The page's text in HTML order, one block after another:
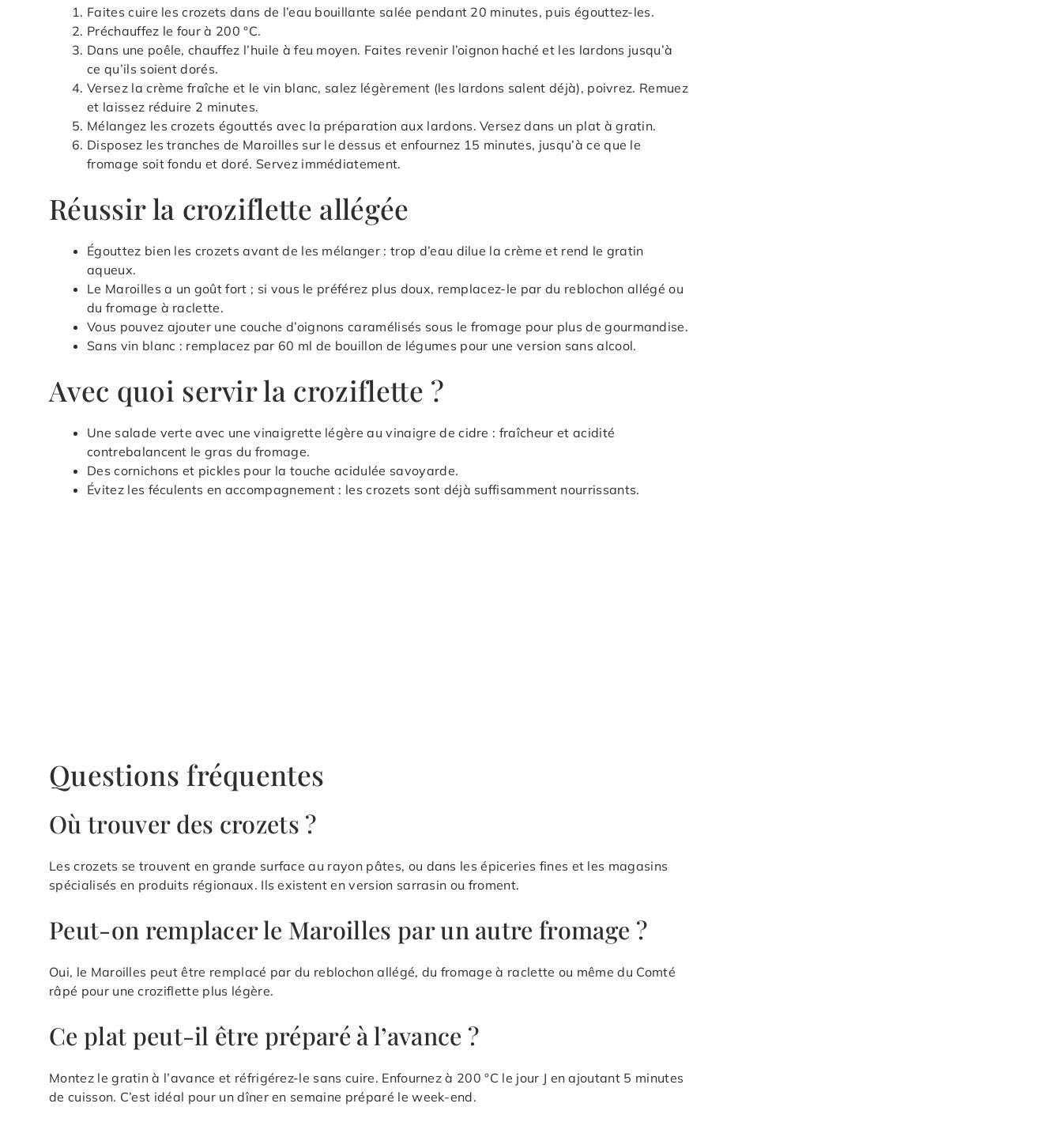
Faites cuire les crozets dans de l’eau bouillante salée pendant 20 minutes, puis égouttez-les.
Préchauffez le four à 200 °C.
Dans une poêle, chauffez l’huile à feu moyen. Faites revenir l’oignon haché et les lardons jusqu’à
ce qu’ils soient dorés.
Versez la crème fraîche et le vin blanc, salez légèrement (les lardons salent déjà), poivrez. Remuez
et laissez réduire 2 minutes.
Mélangez les crozets égouttés avec la préparation aux lardons. Versez dans un plat à gratin.
Disposez les tranches de Maroilles sur le dessus et enfournez 15 minutes, jusqu’à ce que le
fromage soit fondu et doré. Servez immédiatement.
Réussir la croziflette allégée
Égouttez bien les crozets avant de les mélanger : trop d’eau dilue la crème et rend le gratin
aqueux.
Le Maroilles a un goût fort ; si vous le préférez plus doux, remplacez-le par du reblochon allégé ou
du fromage à raclette.
Vous pouvez ajouter une couche d’oignons caramélisés sous le fromage pour plus de gourmandise.
Sans vin blanc : remplacez par 60 ml de bouillon de légumes pour une version sans alcool.
Avec quoi servir la croziflette ?
Une salade verte avec une vinaigrette légère au vinaigre de cidre : fraîcheur et acidité
contrebalancent le gras du fromage.
Des cornichons et pickles pour la touche acidulée savoyarde.
Évitez les féculents en accompagnement : les crozets sont déjà suffisamment nourrissants.
Questions fréquentes
Où trouver des crozets ?
Les crozets se trouvent en grande surface au rayon pâtes, ou dans les épiceries fines et les magasins
spécialisés en produits régionaux. Ils existent en version sarrasin ou froment.
Peut-on remplacer le Maroilles par un autre fromage ?
Oui, le Maroilles peut être remplacé par du reblochon allégé, du fromage à raclette ou même du Comté
râpé pour une croziflette plus légère.
Ce plat peut-il être préparé à l’avance ?
Montez le gratin à l’avance et réfrigérez-le sans cuire. Enfournez à 200 °C le jour J en ajoutant 5 minutes
de cuisson. C’est idéal pour un dîner en semaine préparé le week-end.